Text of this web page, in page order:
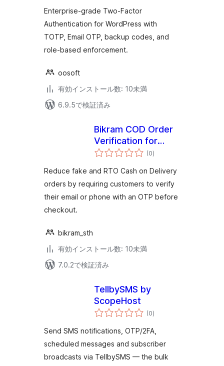
Enterprise-grade Two-Factor
Authentication for WordPress with
TOTP, Email OTP, backup codes, and
role-based enforcement.
oosoft
有効インストール数: 10未満
6.9.5で検証済み
Bikram COD Order
Verification for
WooCommerce
(0個
の
価
)
Reduce fake and RTO Cash on Delivery
orders by requiring customers to verify
their email or phone with an OTP before
checkout.
bikram_sth
有効インストール数: 10未満
7.0.2で検証済み
TellbySMS by
ScopeHost
(0個
の
価
)
Send SMS notifications, OTP/2FA,
scheduled messages and subscriber
broadcasts via TellbySMS — the bulk